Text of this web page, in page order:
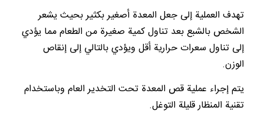
تهدف العملية إلى جعل المعدة أصغير بكثير بحيث يشعر
الشخص بالشبع بعد تناول كمية صغيرة من الطعام مما يؤدي
إلى تناول سعرات حرارية أقل ويؤدي بالتالي إلى إنقاص
الوزن.
يتم إجراء عملية قص المعدة تحت التخدير العام وباستخدام
تقنية المنظار قليلة التوغل.